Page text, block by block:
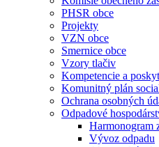
PHSR obce
Projekty
VZN obce
Smernice obce
Vzory tlačiv
Kompetencie a
Komunitný plán
Ochrana osobných
Odpadové
Harmonogram
Vývoz odpadu